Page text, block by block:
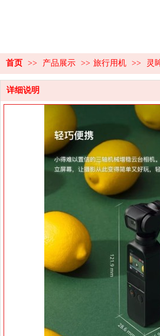
首页 >> 产品展示 >> 旅行用机 >> 灵
详细说明